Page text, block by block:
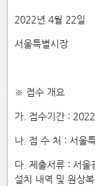
2022년 4월 22일
서울특별시장
※ 접수 개요
가. 접수기간 :
나. 접 수 처 : 서울
다. 제출서류 : 서울
설치 내역 및 원상